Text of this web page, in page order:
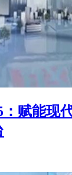
赋能现